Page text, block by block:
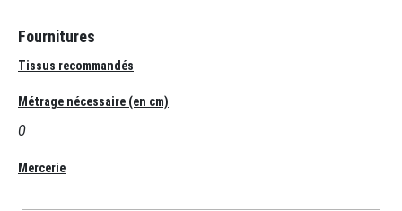
Fournitures
Tissus recommandés
Métrage nécessaire (en cm)
0
Mercerie